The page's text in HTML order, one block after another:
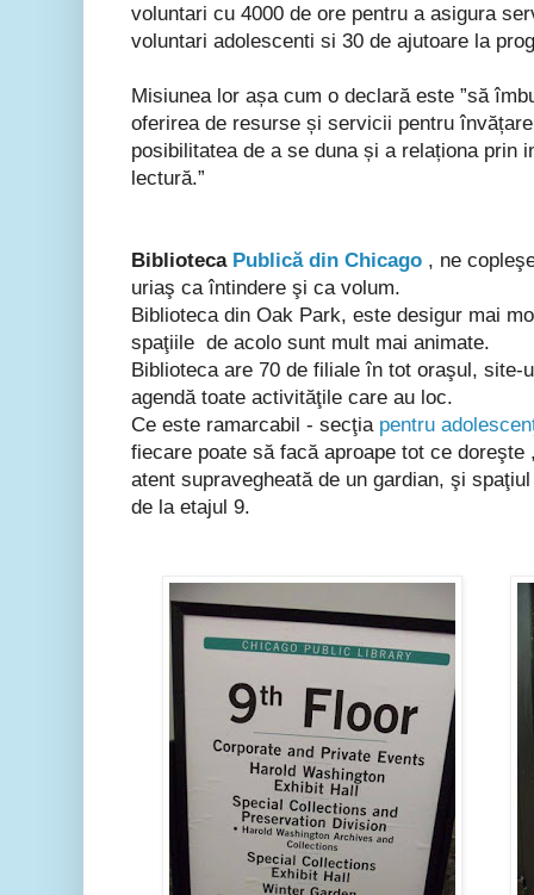
voluntari cu 4000 de ore pentru a asigura
voluntari adolescenti si 30 de ajutoare la
Misiunea lor așa cum o declară este ”să
oferirea de resurse și servicii pentru
posibilitatea de a se duna și a relaționa prin
lectură.”
Biblioteca Publică din Chicago , ne
uriaş ca întindere şi ca volum.
Biblioteca din Oak Park, este desigur mai
spaţiile de acolo sunt mult mai animate.
Biblioteca are 70 de filiale în tot oraşul, site-
agendă toate activităţile care au loc.
Ce este ramarcabil - secţia pentru
fiecare poate să facă aproape tot ce
atent supravegheată de un gardian, şi
de la etajul 9.